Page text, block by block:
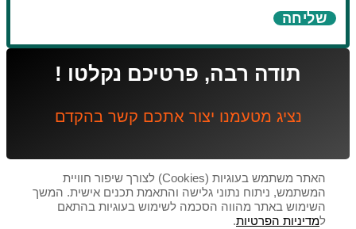
שליחה
תודה רבה, פרטיכם נקלטו !
נציג מטעמנו יצור אתכם קשר בהקדם
האתר משתמש בעוגיות (Cookies) לצורך שיפור חוויית
המשתמש, ניתוח נתוני גלישה והתאמת תכנים אישית. המשך
השימוש באתר מהווה הסכמה לשימוש בעוגיות בהתאם
למדיניות הפרטיות.